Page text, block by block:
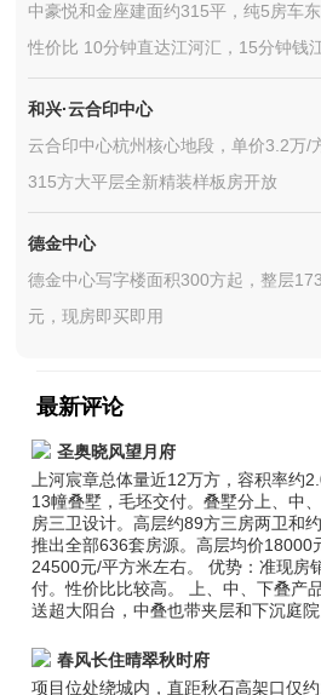
中豪悦和金座建面约315平，纯5房车
性价比 10分钟直达江河汇，15分钟钱
和兴·云合印中心
云合印中心杭州核心地段，单价3.2万/
315方大平层全新精装样板房开放
德金中心
德金中心写字楼面积300方起，整层
元，现房即买即用
最新评论
圣奥晓风望月府
上河宸章总体量近12万方，容积率约
13幢叠墅，毛坯交付。叠墅分上、中
房三卫设计。高层约89方三房两卫和
推出全部636套房源。高层均价18000
24500元/平方米左右。 优势：准现房
付。性价比比较高。 上、中、下叠产
送超大阳台，中叠也带夹层和下沉庭院
春风长住晴翠秋时府
项目位处绕城内，直距秋石高架口仅